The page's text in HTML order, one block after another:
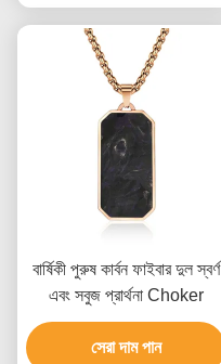
বার্ষিকী পুরুষ কার্বন ফাইবার দুল স্বর্ণ
এবং সবুজ প্রার্থনা Choker
সেরা দাম পান